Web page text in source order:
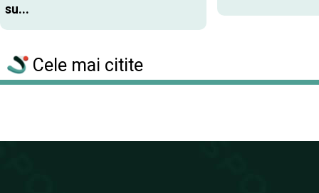
su...
Cele mai citite